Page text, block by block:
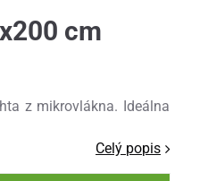
cm
z mikrovlákna. Ideálna
Celý popis